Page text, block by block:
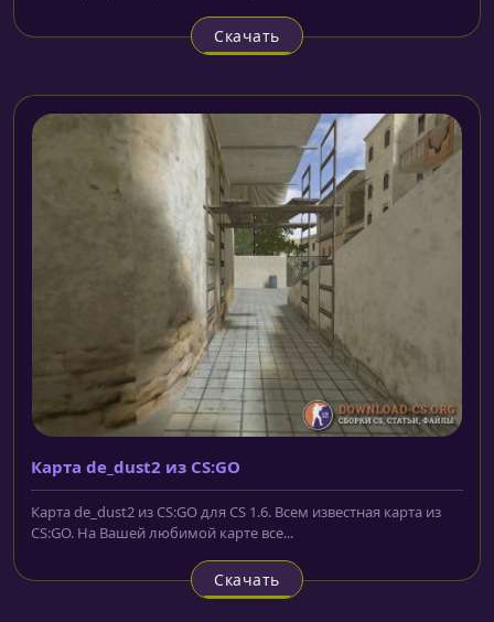
Скачать
Карта de_dust2 из CS:GO
Карта de_dust2 из CS:GO для CS 1.6. Всем известная карта из
CS:GO. На Вашей любимой карте все...
Скачать